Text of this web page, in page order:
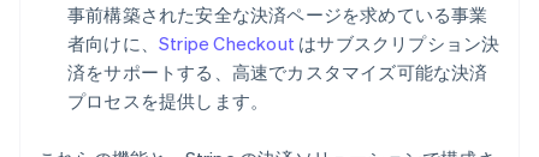
事前構築された安全な決済ページを求めている事業
者向けに、 Stripe Checkout はサブスクリプション決
済をサポートする、高速でカスタマイズ可能な決済
プロセスを提供します。